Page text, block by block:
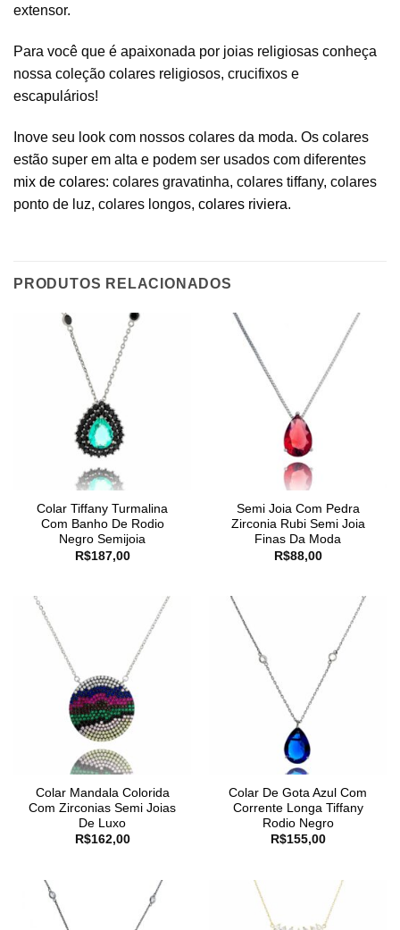
extensor.
Para você que é apaixonada por joias religiosas conheça
nossa coleção colares religiosos, crucifixos e
escapulários!
Inove seu look com nossos colares da moda. Os colares
estão super em alta e podem ser usados com diferentes
mix de colares: colares gravatinha, colares tiffany, colares
ponto de luz, colares longos, colares riviera.
PRODUTOS RELACIONADOS
Colar Tiffany Turmalina
Com Banho De Rodio
Negro Semijoia
R$187,00
Semi Joia Com Pedra
Zirconia Rubi Semi Joia
Finas Da Moda
R$88,00
Colar Mandala Colorida
Com Zirconias Semi Joias
De Luxo
R$162,00
Colar De Gota Azul Com
Corrente Longa Tiffany
Rodio Negro
R$155,00